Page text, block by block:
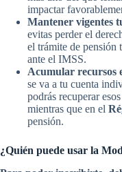
impactar
Mantener vigentes
evitas perder el
el trámite de pensión
ante el IMSS.
Acumular recursos
se va a tu cuenta
podrás recuperar
mientras que en el
pensión.
¿Quién puede usar la